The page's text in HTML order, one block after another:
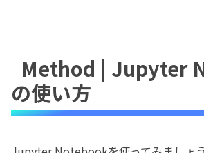
Method | Jupyter
の使い方